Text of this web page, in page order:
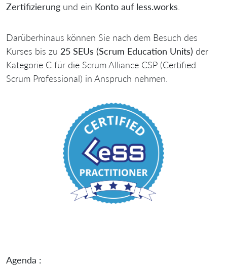
Zertifizierung und ein Konto auf less.works
Darüberhinaus können Sie nach dem Besuch des
Kurses bis zu 25 SEUs (Scrum Education Units) der
Kategorie C für die Scrum Alliance CSP (Certified
Scrum Professional) in Anspruch nehmen.
Agenda :